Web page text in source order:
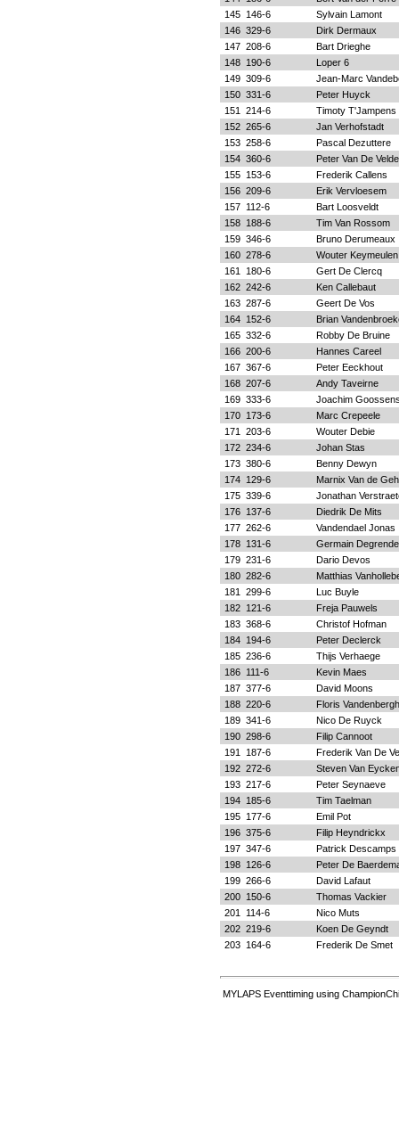
145 146-6
Sylvain Lamont
146 329-6
Dirk Dermaux
147 208-6
Bart Drieghe
148 190-6
Loper 6
149 309-6
Jean-Marc
150 331-6
Peter Huyck
151
214-6
Timoty T'Jampens
152 265-6
Jan Verhofstadt
153 258-6
Pascal Dezuttere
154 360-6
Peter Van De Velde
155 153-6
Frederik Callens
156 209-6
Erik Vervloesem
157 112-6
Bart Loosveldt
158 188-6
Tim Van Rossom
159 346-6
Bruno Derumeaux
160 278-6
Wouter Keymeulen
161
180-6
Gert De Clercq
162 242-6
Ken Callebaut
163 287-6
Geert De Vos
164 152-6
Brian
165 332-6
Robby De Bruine
166 200-6
Hannes Careel
167 367-6
Peter Eeckhout
168 207-6
Andy Taveirne
169 333-6
Joachim
170 173-6
Marc Crepeele
171
203-6
Wouter Debie
172 234-6
Johan Stas
173 380-6
Benny Dewyn
174 129-6
Marnix Van de
175 339-6
Jonathan
176 137-6
Diedrik De Mits
177 262-6
Vandendael Jonas
178 131-6
Germain
179 231-6
Dario Devos
180 282-6
Matthias
181
299-6
Luc Buyle
182 121-6
Freja Pauwels
183 368-6
Christof Hofman
184 194-6
Peter Declerck
185 236-6
Thijs Verhaege
186 111-6
Kevin Maes
187 377-6
David Moons
188 220-6
Floris
189 341-6
Nico De Ruyck
190 298-6
Filip Cannoot
191
187-6
Frederik Van De
192 272-6
Steven Van
193 217-6
Peter Seynaeve
194 185-6
Tim Taelman
195 177-6
Emil Pot
196 375-6
Filip Heyndrickx
197 347-6
Patrick Descamps
198 126-6
Peter De
199 266-6
David Lafaut
200 150-6
Thomas Vackier
201
114-6
Nico Muts
202 219-6
Koen De Geyndt
203 164-6 Frederik De Smet
MYLAPS Eventtiming using